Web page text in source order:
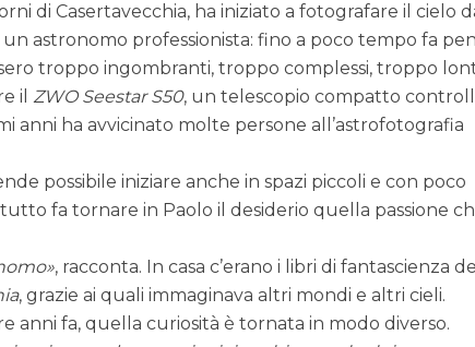
di Casertavecchia, ha iniziato a fotografare il cielo
astronomo professionista: fino a poco tempo fa
troppo ingombranti, troppo complessi, troppo
ilZWO Seestar S50, un telescopio compatto
anni ha avvicinato molte persone all’astrofotografia
possibile iniziare anche in spazi piccoli e con poco
fa tornare in Paolo il desiderio quella passione
, racconta. In casa c’erano i libri di fantascienza
, grazie ai quali immaginava altri mondi e altri cieli.
anni fa, quella curiosità è tornata in modo diverso.